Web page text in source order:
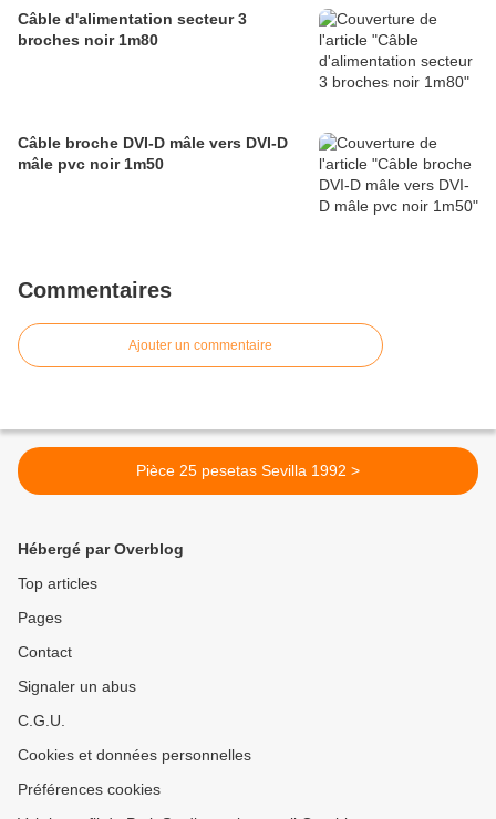
Câble d'alimentation secteur 3
broches noir 1m80
Câble broche DVI-D mâle vers DVI-D
mâle pvc noir 1m50
Commentaires
Ajouter un commentaire
Pièce 25 pesetas Sevilla 1992 >
Hébergé par Overblog
Top articles
Pages
Contact
Signaler un abus
C.G.U.
Cookies et données personnelles
Préférences cookies